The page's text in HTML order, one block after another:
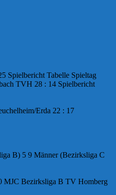
Spielbericht Tabelle Spieltag
TVH 28 : 14 Spielbericht
Erda 22 : 17
B) 5 9 Männer (Bezirksliga C
MJC Bezirksliga B TV Homberg